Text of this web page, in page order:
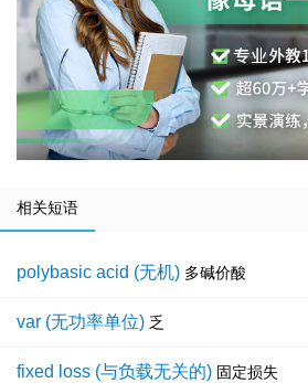
相关短语
polybasic acid (无机) 多碱价酸
var (无功率单位) 乏
fixed loss (与负载无关的) 固定损失